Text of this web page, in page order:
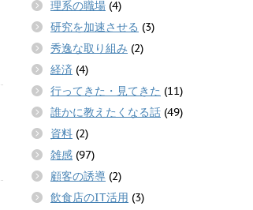
理系の職場 (4)
研究を加速させる (3)
秀逸な取り組み (2)
経済 (4)
行ってきた・見てきた (11)
誰かに教えたくなる話 (49)
資料 (2)
雑感 (97)
顧客の誘導 (2)
飲食店のIT活用 (3)